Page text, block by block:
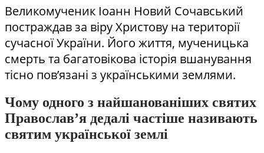
Великомученик Іоанн Новий Сочавський
постраждав за віру Христову на території
сучасної України. Його життя, мученицька
смерть та багатовікова історія вшанування
тісно пов’язані з українськими землями.
Чому одного з найшанованіших святих
Православ’я дедалі частіше називають
святим української землі